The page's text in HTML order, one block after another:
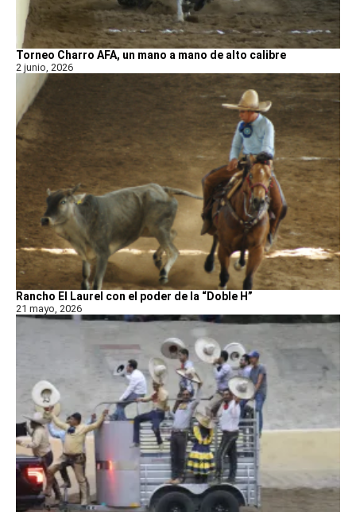
Torneo Charro AFA, un mano a mano de alto calibre
2 junio, 2026
Rancho El Laurel con el poder de la “Doble H”
21 mayo, 2026